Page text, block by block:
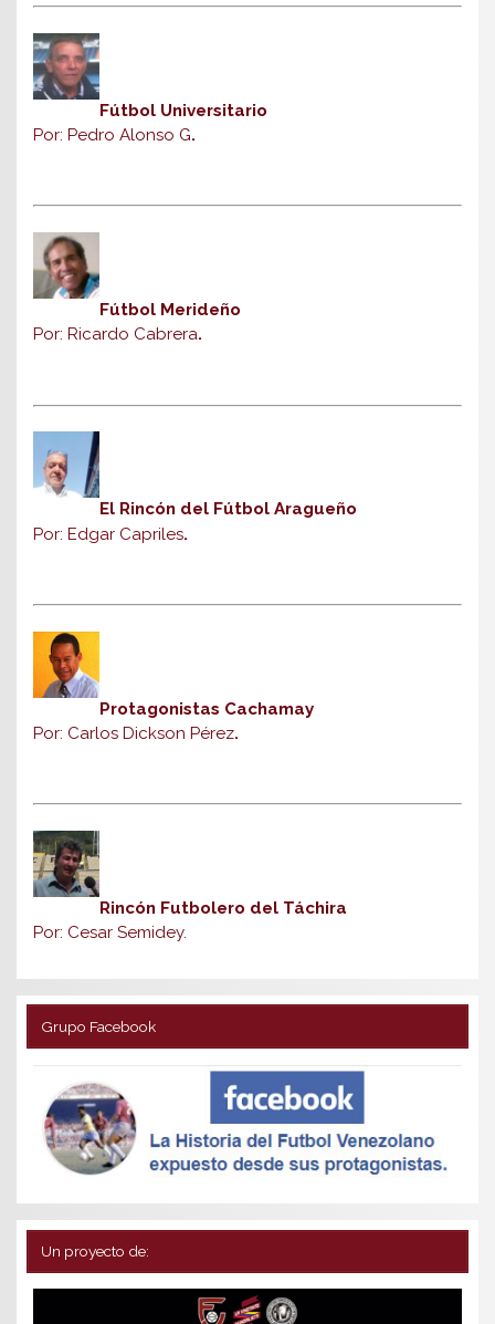
Fútbol Universitario
Por: Pedro Alonso G.
Fútbol Merideño
Por: Ricardo Cabrera.
El Rincón del Fútbol Aragueño
Por: Edgar Capriles.
Protagonistas Cachamay
Por: Carlos Dickson Pérez.
Rincón Futbolero del Táchira
Por: Cesar Semidey.
Grupo Facebook
Un proyecto de: